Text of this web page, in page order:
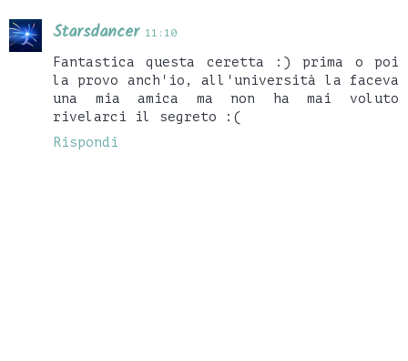
Starsdancer 11:10
Fantastica questa ceretta :) prima o poi
la provo anch'io, all'università la faceva
una mia amica ma non ha mai voluto
rivelarci il segreto :(
Rispondi